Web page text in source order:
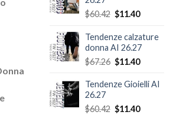
$60.42 Il
originale
era:
$60.42.
$11.40Il
attuale
è:
$11.40.
Tendenze calzature
donna AI 26.27
$67.26 Il
originale
$67.26.
$11.40Il
attuale
$11.40.
Tendenze Gioielli AI
26.27
$60.42 Il
$11.40Il